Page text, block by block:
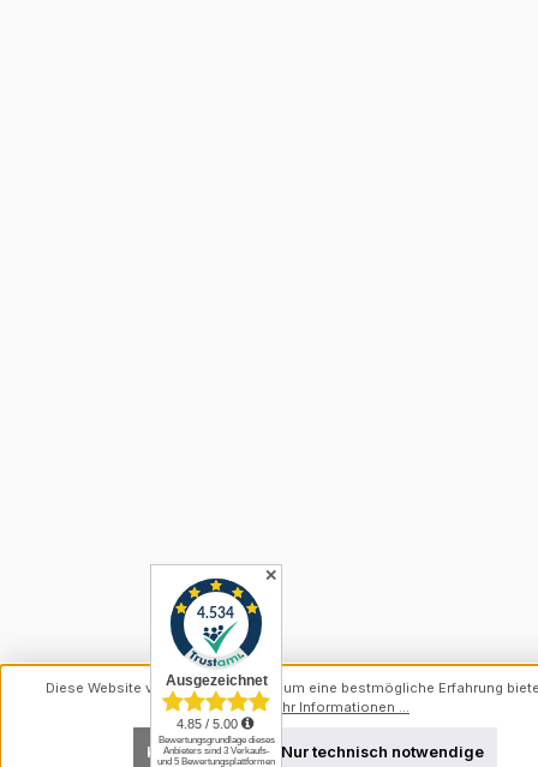
✕
Diese Website verwendet Cookies, um eine bestmögliche Erfahrung
können.Mehr Informationen ...
Nur technisch notwendige
Konfigurieren